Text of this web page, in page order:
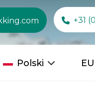
+31
Polski